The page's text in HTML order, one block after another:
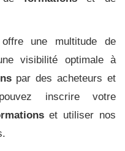
offre une multitude de
visibilité optimale à
par des acheteurs et
inscrire votre
et utiliser nos